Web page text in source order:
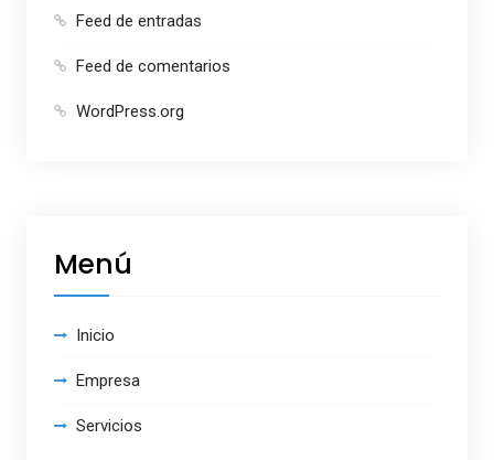
Feed de entradas
Feed de comentarios
WordPress.org
Menú
Inicio
Empresa
Servicios